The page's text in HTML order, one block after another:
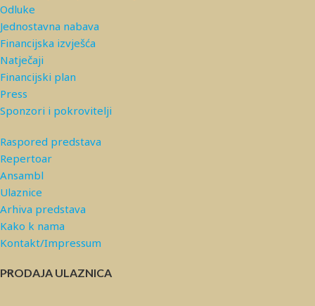
Odluke
Jednostavna nabava
Financijska izvješća
Natječaji
Financijski plan
Press
Sponzori i pokrovitelji
Raspored predstava
Repertoar
Ansambl
Ulaznice
Arhiva predstava
Kako k nama
Kontakt/Impressum
PRODAJA ULAZNICA